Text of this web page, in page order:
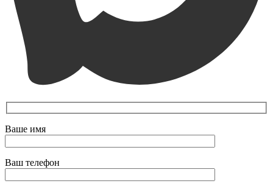
Ваше имя
Ваш телефон